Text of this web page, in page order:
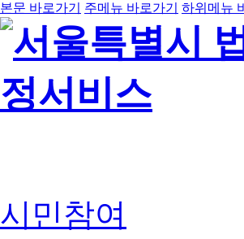
본문 바로가기 주메뉴 바로가기 하위메뉴
시민참여